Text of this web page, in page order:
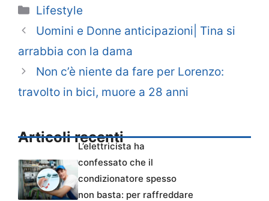
Categorie
Lifestyle
Uomini e Donne anticipazioni| Tina si
arrabbia con la dama
Non c’è niente da fare per Lorenzo:
travolto in bici, muore a 28 anni
Articoli recenti
L’elettricista ha
confessato che il
condizionatore spesso
non basta: per raffreddare